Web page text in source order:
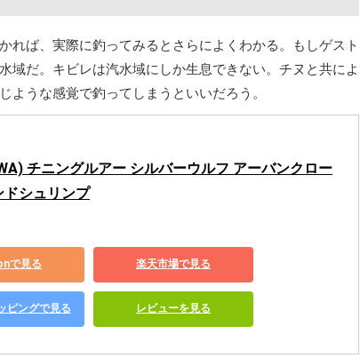
れば、実際に釣ってみるとさらによくわかる。もしゲスト
域だ。キビレは汽水域にしか生息できない。チヌと共によ
ような感覚で釣ってしまうといいだろう。
チニングルアー シルバーウルフ アーバンクロー
ドシュリンプ
で見る 楽天市場で見る
ピングで見る レビューを見る